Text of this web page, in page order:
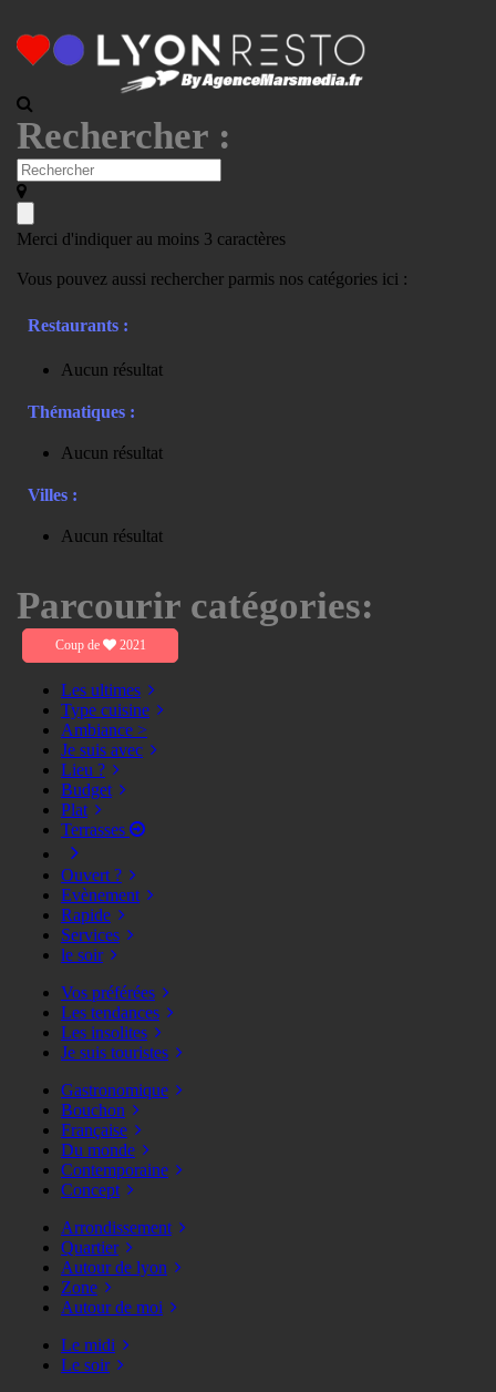
Rechercher :
Merci d'indiquer au moins 3 caractères
Vous pouvez aussi rechercher parmis nos catégories ici :
Restaurants :
Aucun résultat
Thématiques :
Aucun résultat
Villes :
Aucun résultat
Parcourir catégories:
Coup de 2021
Les ultimes
Type cuisine
Ambiance >
Je suis avec
Lieu ?
Budget
Plat
Terrasses
Ouvert ?
Evènement
Rapide
Services
le soir
Vos préférées
Les tendances
Les insolites
Je suis touristes
Gastronomique
Bouchon
Française
Du monde
Contemporaine
Concept
Arrondissement
Quartier
Autour de lyon
Zone
Autour de moi
Le midi
Le soir